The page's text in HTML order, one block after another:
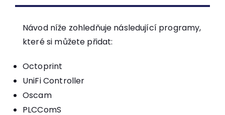
Návod níže zohledňuje následující programy,
které si můžete přidat:
Octoprint
UniFi Controller
Oscam
PLCComS